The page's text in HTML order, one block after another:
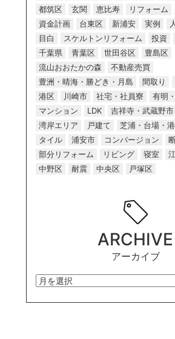
都筑区
玄関 恵比寿 リフォーム
資金計画
台東区 新浦安 実例
目白
スケルトンリフォーム 投資
千葉県
青葉区 世田谷区
豊島区
流山おおたかの森
不動産売買
豊洲・晴海・勝どき・月島
間取り
港区
川崎市 社宅・社員寮
有明
マンション
LDK 吉祥寺・武蔵野市
湾岸エリア
戸建て 芝浦・台場・
タイル
浦安市 コンバージョン
部分リフォーム
リビング 寝室
中野区
耐震 中央区 戸塚区
ARCHIVE
アーカイブ